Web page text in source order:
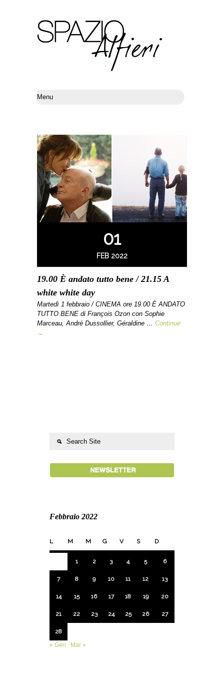
01
FEB 2022
19.00 È andato tutto bene / 21.15 A
white white day
Martedì 1 febbraio / CINEMA ore 19.00 È ANDATO
TUTTO BENE di François Ozon con Sophie
Marceau, André Dussollier, Géraldine … Continue
→
Febbraio 2022
L M M G V S D
1 2 3 4 5 6
7 8 9 10 11 12 13
14 15 16 17 18 19 20
21 22 23 24 25 26 27
28
« Gen
Mar »